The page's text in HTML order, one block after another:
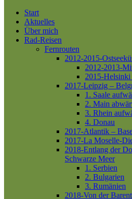
Close
Menu
Start
Aktuelles
Über mich
Rad-Reisen
Fernrouten
2012-2015-
2012-2013-
2015-
2017-Leipzig –
1. Saale
2. Main
3. Rhein
4. Donau
2017-Atlantik –
2017-La Moselle-
2018-Entlang der
Schwarze Meer
1. Serbien
2. Bulgarien
3. Rumänien
2018-Von der